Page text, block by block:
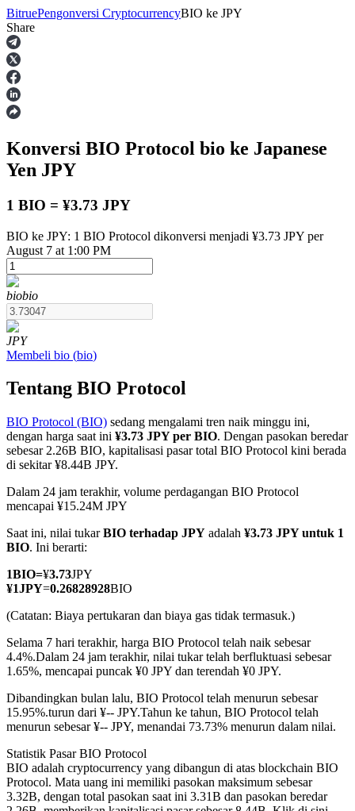
Berjangka
USDT Berjangka
COIN-M Berjangka
Mata Uang Kripto Berjangka
TradFi
Derivatif saham, forex, logam mulia, dan komoditas
USDC Berjangka
Kontrak berjangka menggunakan USDC sebagai jaminannya
BitruePengonversi CryptocurrencyBIO ke JPY
Share
Konversi BIO Protocol bio ke Japanese
Yen JPY
1 BIO = ¥3.73 JPY
BIO ke JPY: 1 BIO Protocol dikonversi menjadi ¥3.73 JPY per
August 7 at 1:00 PM
biobio
JPY
Membeli bio (bio)
Tentang BIO Protocol
BIO Protocol (BIO) sedang mengalami tren naik minggu ini,
dengan harga saat ini ¥3.73 JPY per BIO. Dengan pasokan beredar
sebesar 2.26B BIO, kapitalisasi pasar total BIO Protocol kini berada
di sekitar ¥8.44B JPY.
Dalam 24 jam terakhir, volume perdagangan BIO Protocol
mencapai ¥15.24M JPY
Saat ini, nilai tukarBIO terhadap JPY adalah ¥3.73 JPY untuk 1
BIO. Ini berarti:
1BIO=¥3.73JPY
¥1JPY=0.26828928BIO
(Catatan: Biaya pertukaran dan biaya gas tidak termasuk.)
Selama 7 hari terakhir, harga BIO Protocol telah naik sebesar
4.4%.Dalam 24 jam terakhir, nilai tukar telah berfluktuasi sebesar
1.65%, mencapai puncak ¥0 JPY dan terendah ¥0 JPY.
Dibandingkan bulan lalu, BIO Protocol telah menurun sebesar
15.95%.turun dari ¥-- JPY.Tahun ke tahun, BIO Protocol telah
menurun sebesar ¥-- JPY, menandai 73.73% menurun dalam nilai.
Statistik Pasar BIO Protocol
BIO adalah cryptocurrency yang dibangun di atas blockchain BIO
Protocol. Mata uang ini memiliki pasokan maksimum sebesar
3.32B, dengan total pasokan saat ini 3.31B dan pasokan beredar